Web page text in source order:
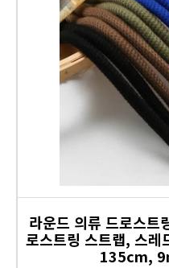
라운드 의류 드로스트
로스트링 스트랩, 스
135cm,